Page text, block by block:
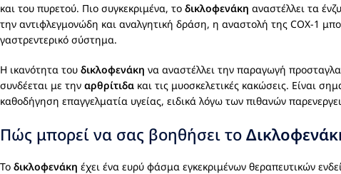
και του πυρετού. Πιο συγκεκριμένα, το δικλοφενάκη αναστέλλει τα
την αντιφλεγμονώδη και αναλγητική δράση, η αναστολή της COX-1
γαστρεντερικό σύστημα.
Η ικανότητα του δικλοφενάκη να αναστέλλει την παραγωγή
συνδέεται με την αρθρίτιδα και τις μυοσκελετικές κακώσεις. Είναι
καθοδήγηση επαγγελματία υγείας, ειδικά λόγω των πιθανών
Πώς μπορεί να σας βοηθήσει το
Το δικλοφενάκη έχει ένα ευρύ φάσμα εγκεκριμένων θεραπευτικών